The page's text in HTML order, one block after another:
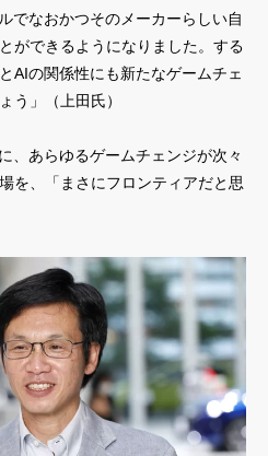
でなおかつそのメーカーらしい自
ができるようになりました。する
AIの関係性にも新たなゲームチェ
う」（上田氏）
、あらゆるゲームチェンジが次々
を、「まさにフロンティアだと思